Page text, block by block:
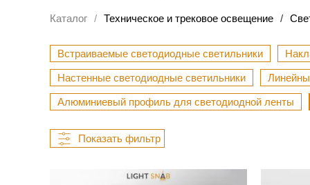
Каталог Техническое и трековое освещение
Встраиваемые светодиодные светильники
Настенные светодиодные светильники
Алюминиевый профиль для светодиодной ленты